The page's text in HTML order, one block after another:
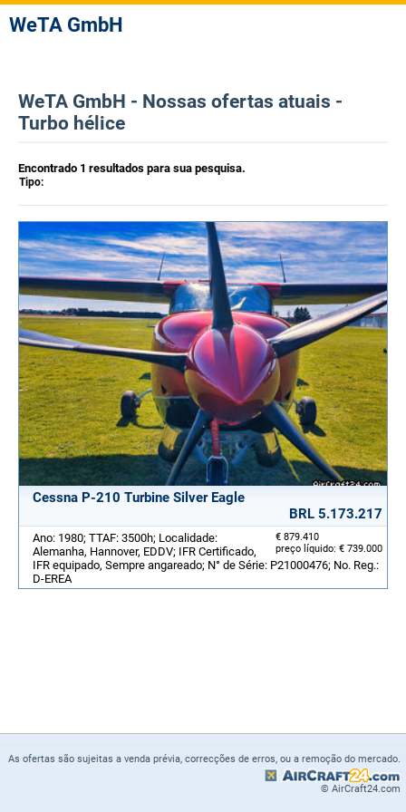
WeTA GmbH
WeTA GmbH - Nossas ofertas atuais -
Turbo hélice
Encontrado 1 resultados para sua pesquisa.
Tipo:
Cessna P-210 Turbine Silver Eagle
BRL 5.173.217
€ 879.410
preço líquido: € 739.000
Ano: 1980; TTAF: 3500h; Localidade:
Alemanha, Hannover, EDDV; IFR Certificado,
IFR equipado, Sempre angareado; N° de Série: P21000476; No. Reg.:
D-EREA
As ofertas são sujeitas a venda prévia, correcções de erros, ou a remoção do mercado.
© AirCraft24.com